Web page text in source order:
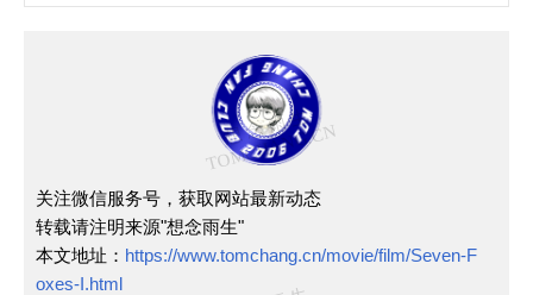
关注微信服务号，获取网站最新动态
转载请注明来源"想念雨生"
本文地址： https://www.tomchang.cn/movie/film/Seven-F
oxes-I.html